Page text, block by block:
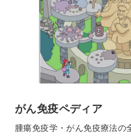
がん免疫ペディア
腫瘍免疫学・がん免疫療法の